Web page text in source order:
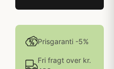
Prisgaranti -5%
Fri fragt over kr.